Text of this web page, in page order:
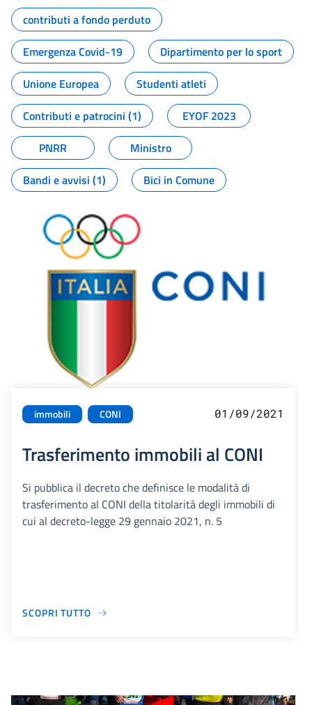
contributi a fondo perduto
Emergenza Covid-19
Dipartimento per lo sport
Unione Europea
Studenti atleti
Contributi e patrocini (1)
EYOF 2023
PNRR
Ministro
Bandi e avvisi (1)
Bici in Comune
immobili CONI 01/09/2021
Trasferimento immobili al CONI
Si pubblica il decreto che definisce le modalità di
trasferimento al CONI della titolarità degli immobili di
cui al decreto-legge 29 gennaio 2021, n. 5
SCOPRI TUTTO